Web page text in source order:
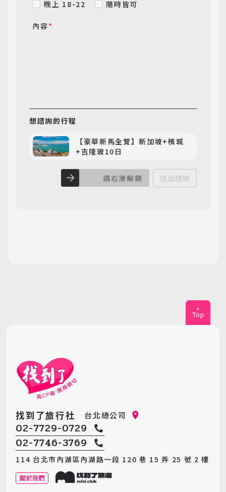
晚上 18-22
隨時皆可
內容*
想諮詢的行程
【豪華新馬全覽】新加坡+檳城
+吉隆玻10日
請右滑解鎖 送出諮詢
找到了旅行社 台北總公司
02-7729-0729
02-7746-3769
114 台北市內湖區內湖路一段 120 巷 15 弄 25 號 2 樓
關於我們